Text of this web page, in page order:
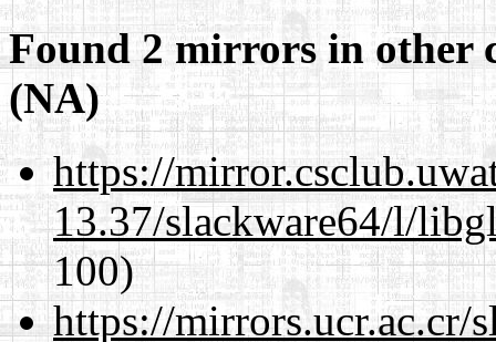
Found 2 mirrors in other
(NA)
https://
13.37/slackware64/l/
100)
https://mirrors.ucr.ac.cr/